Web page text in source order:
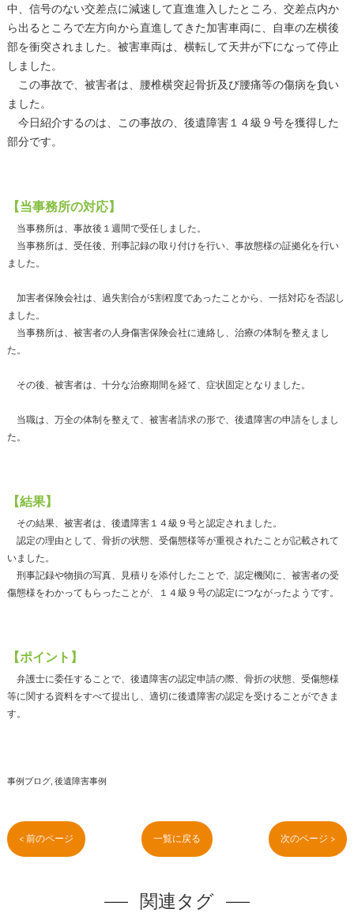
中、信号のない交差点に減速して直進進入したところ、交差点内か
ら出るところで左方向から直進してきた加害車両に、自車の左横後
部を衝突されました。被害車両は、横転して天井が下になって停止
しました。
この事故で、被害者は、腰椎横突起骨折及び腰痛等の傷病を負い
ました。
今日紹介するのは、この事故の、後遺障害１４級９号を獲得した
部分です。
【当事務所の対応】
当事務所は、事故後１週間で受任しました。
当事務所は、受任後、刑事記録の取り付けを行い、事故態様の証拠化を行い
ました。
加害者保険会社は、過失割合が5割程度であったことから、一括対応を否認し
ました。
当事務所は、被害者の人身傷害保険会社に連絡し、治療の体制を整えまし
た。
その後、被害者は、十分な治療期間を経て、症状固定となりました。
当職は、万全の体制を整えて、被害者請求の形で、後遺障害の申請をしまし
た。
【結果】
その結果、被害者は、後遺障害１４級９号と認定されました。
認定の理由として、骨折の状態、受傷態様等が重視されたことが記載されて
いました。
刑事記録や物損の写真、見積りを添付したことで、認定機関に、被害者の受
傷態様をわかってもらったことが、１４級９号の認定につながったようです。
【ポイント】
弁護士に委任することで、後遺障害の認定申請の際、骨折の状態、受傷態様
等に関する資料をすべて提出し、適切に後遺障害の認定を受けることができま
す。
事例ブログ 後遺障害事例
< 前のページ 一覧に戻る 次のページ >
関連タグ